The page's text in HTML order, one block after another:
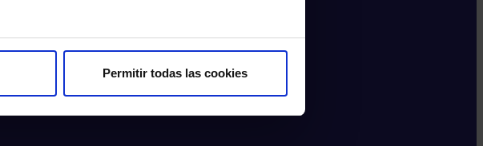
Permitir todas las cookies